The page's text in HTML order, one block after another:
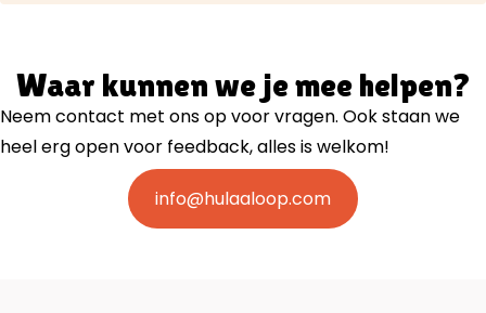
Waar kunnen we je mee helpen?
Neem contact met ons op voor vragen. Ook staan we
heel erg open voor feedback, alles is welkom!
info@hulaaloop.com